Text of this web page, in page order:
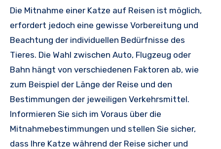
Die Mitnahme einer Katze auf Reisen ist möglich,
erfordert jedoch eine gewisse Vorbereitung und
Beachtung der individuellen Bedürfnisse des
Tieres. Die Wahl zwischen Auto, Flugzeug oder
Bahn hängt von verschiedenen Faktoren ab, wie
zum Beispiel der Länge der Reise und den
Bestimmungen der jeweiligen Verkehrsmittel.
Informieren Sie sich im Voraus über die
Mitnahmebestimmungen und stellen Sie sicher,
dass Ihre Katze während der Reise sicher und